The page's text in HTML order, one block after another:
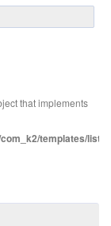
that implements
templates/